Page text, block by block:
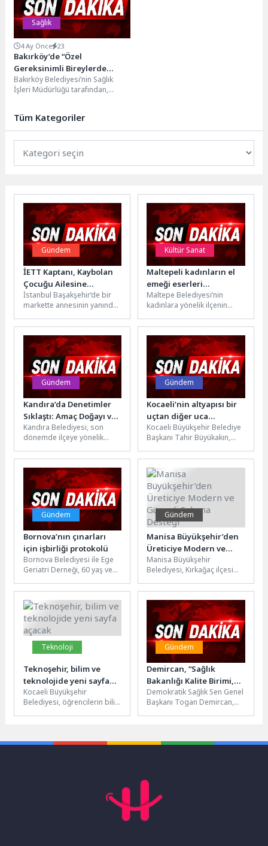
Sağlık
4 Ay Önce 23
Bakırköy’de “Özel
Gereksinimli Bireylerde
Doğru Beslenme” Söyleşisi
Bakırköy Belediyesi’nin Sağlık
İşleri Müdürlüğü tarafından,
Parkı’nda düzenlenen...
Tüm Kategoriler
Gündem
İETT Kaptanı, Kaybolan
Çocuğu Ailesine
Kavuşturdu
İstanbul Başakşehir’de bir
markette annesinin yanından
İETT otobüsüne binen 7
yaşındaki...
Kültür Sanat
Maltepeli kadınların el
emeği eserleri
sergilenmeye başladı
Maltepe Belediyesi’nin
kadınlara yönelik ilçenin
kadın danışma ve sosyal
yaşam merkezlerinde
eğitim...
Gündem
Kandıra’da Denetimler
Sıklaştı: Amaç Doğayı ve
Tarım Arazilerini
Korumak
Kandıra Belediyesi, son
dönemde ilçeye yönelik
daha da dikkat çeker hale...
Gündem
Kocaeli’nin altyapısı bir
uçtan diğer uca
yenileniyor
Kocaeli Büyükşehir Belediye
Başkanı Tahir Büyükakın,
Mahallesi’ndeki altyapı
çalışmalarında incelemeler
yaptı. Kocaeli’nin...
Gündem
Bornova’nın çınarları
için işbirliği protokolü
Bornova Belediyesi ile Ege
Geriatri Derneği, 60 yaş ve
ve üretken...
Gündem
Manisa Büyükşehir’den
Üreticiye Modern ve
Güvenli Sulama Desteği
Manisa Büyükşehir
Belediyesi, Kırkağaç ilçesi
vatandaşların kendi
imkanlarıyla oluşturduğu
toprak havuzun yerine,
modern...
Teknoloji
Teknoşehir, bilim ve
teknolojide yeni sayfa
açacak
Kocaeli Büyükşehir
Belediyesi, öğrencilerin bilim
geçiriyor....
Gündem
Demircan, “Sağlık
Bakanlığı Kalite Birimi,
Ne Müfettiş Ne de bir
Sayıştay Denetçisi
değildir”
Demokratik Sağlık Sen Genel
Başkanı Togan Demircan,